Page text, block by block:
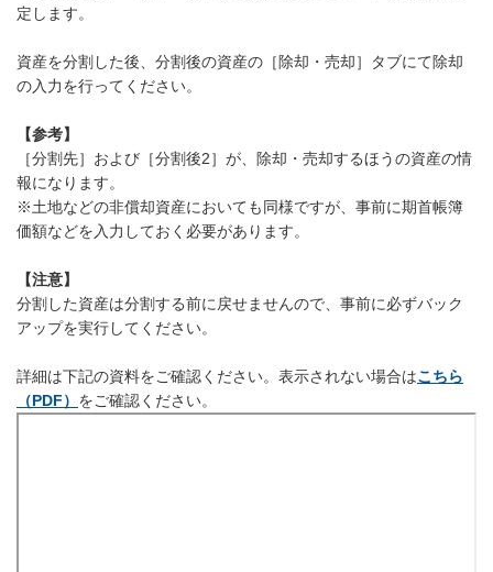
定します。
資産を分割した後、分割後の資産の［除却・売却］タブにて除却
の入力を行ってください。
【参考】
［分割先］および［分割後2］が、除却・売却するほうの資産の情
報になります。
※土地などの非償却資産においても同様ですが、事前に期首帳簿
価額などを入力しておく必要があります。
【注意】
分割した資産は分割する前に戻せませんので、事前に必ずバック
アップを実行してください。
詳細は下記の資料をご確認ください。表示されない場合はこちら
（PDF） をご確認ください。